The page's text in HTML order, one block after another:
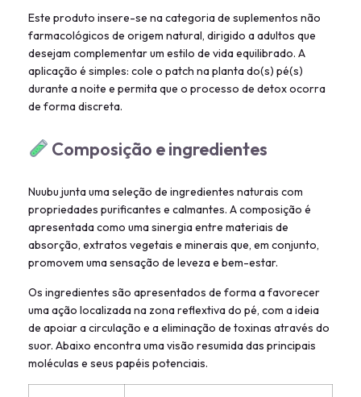
Este produto insere-se na categoria de suplementos não
farmacológicos de origem natural, dirigido a adultos que
desejam complementar um estilo de vida equilibrado. A
aplicação é simples: cole o patch na planta do(s) pé(s)
durante a noite e permita que o processo de detox ocorra
de forma discreta.
Composição e ingredientes
Nuubu junta uma seleção de ingredientes naturais com
propriedades purificantes e calmantes. A composição é
apresentada como uma sinergia entre materiais de
absorção, extratos vegetais e minerais que, em conjunto,
promovem uma sensação de leveza e bem-estar.
Os ingredientes são apresentados de forma a favorecer
uma ação localizada na zona reflextiva do pé, com a ideia
de apoiar a circulação e a eliminação de toxinas através do
suor. Abaixo encontra uma visão resumida das principais
moléculas e seus papéis potenciais.